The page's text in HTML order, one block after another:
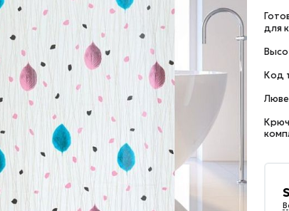
для
Код